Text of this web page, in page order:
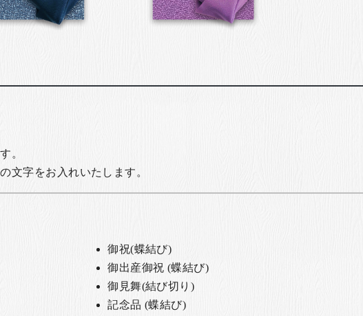
。
文字をお入れいたします。
御祝(蝶結び)
御出産御祝 (蝶結び)
御見舞(結び切り)
記念品 (蝶結び)